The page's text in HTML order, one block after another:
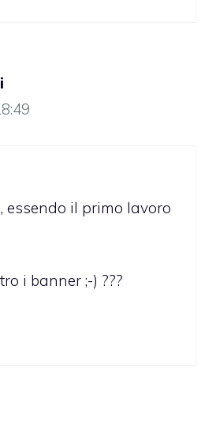
essendo il primo lavoro
i banner ;-) ???